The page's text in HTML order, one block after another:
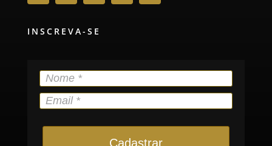
INSCREVA-SE
Cadastrar